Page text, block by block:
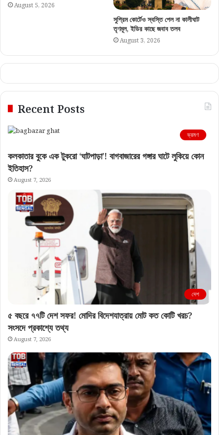
August 5, 2026
সুপ্রিম কোর্টেও স্বস্তি পেল না কালীঘাট
তৃণমূল, ইডির কাছে জবাব তলব
August 3, 2026
Recent Posts
ভ্রমণ
কলকাতার বুকে এক টুকরো ‘ঘাটপাড়া’! বাগবাজারের গঙ্গার ঘাটে লুকিয়ে কোন
ইতিহাস?
August 7, 2026
দেশ
৫ বছরে ৭৭টি দেশ সফর! মোদির বিদেশযাত্রায় মোট কত কোটি খরচ?
সংসদে প্রকাশ্যে তথ্য
August 7, 2026